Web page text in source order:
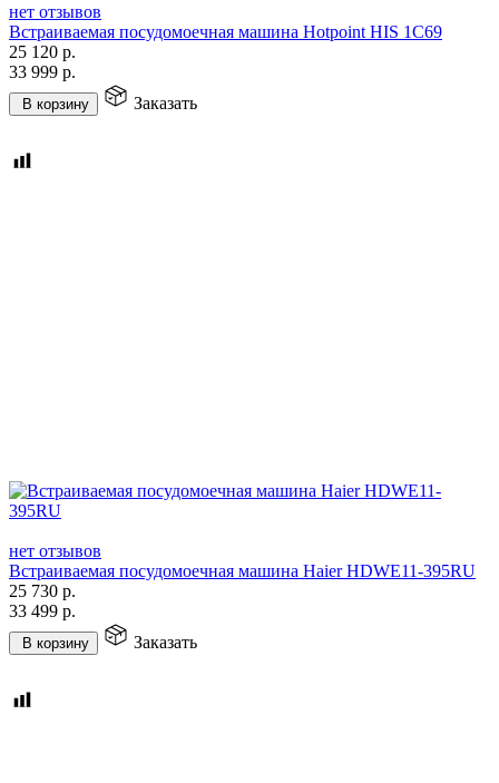
нет отзывов
Встраиваемая посудомоечная машина Hotpoint HIS 1C69
25 120 р.
33 999 р.
В корзину Заказать
нет отзывов
Встраиваемая посудомоечная машина Haier HDWE11-395RU
25 730 р.
33 499 р.
В корзину Заказать